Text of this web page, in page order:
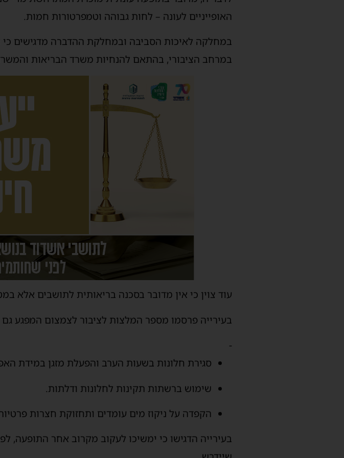
האופייניים לעונה – לחות גבוהה וטמפרטורות חמות.
במחלקה לאיכות הסביבה ובמחלקת ההדברה מדגישים כי
במרחב הציבורי, בהתאם להנחיות משרד הבריאות
עוד צוין כי אין מדובר בסכנה בריאותית לתושבים אלא
בעירייה פרסמו מספר המלצות לציבור לצמצום המפגע
-
סגירת חלונות בשעות הערב והפעלת מזגן במידת
שימוש ברשתות תקינות לחלונות ודלתות.
הקפדה על ניקוז מים עומדים ותחזוקת חצרות
בעירייה הדגישו כי ימשיכו לעקוב מקרוב אחר התופעה,